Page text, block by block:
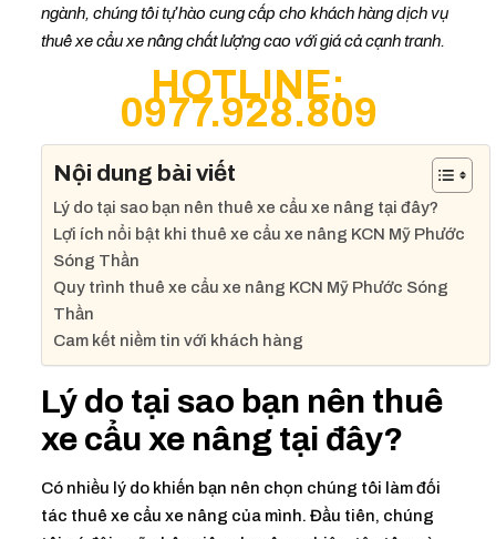
ngành, chúng tôi tự hào cung cấp cho khách hàng dịch vụ
thuê xe cẩu xe nâng chất lượng cao với giá cả cạnh tranh.
HOTLINE:
0977.928.809
Nội dung bài viết
Lý do tại sao bạn nên thuê xe cẩu xe nâng tại đây?
Lợi ích nổi bật khi thuê xe cẩu xe nâng KCN Mỹ Phước
Sóng Thần
Quy trình thuê xe cẩu xe nâng KCN Mỹ Phước Sóng
Thần
Cam kết niềm tin với khách hàng
Lý do tại sao bạn nên thuê
xe cẩu xe nâng tại đây?
Có nhiều lý do khiến bạn nên chọn chúng tôi làm đối
tác thuê xe cẩu xe nâng của mình. Đầu tiên, chúng